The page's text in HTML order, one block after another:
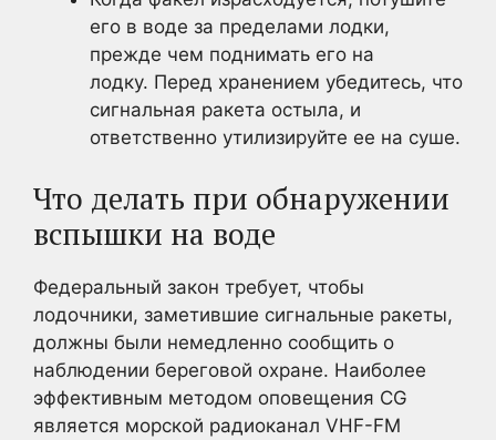
его в воде за пределами лодки,
прежде чем поднимать его на
лодку. Перед хранением убедитесь, что
сигнальная ракета остыла, и
ответственно утилизируйте ее на суше.
Что делать при обнаружении
вспышки на воде
Федеральный закон требует, чтобы
лодочники, заметившие сигнальные ракеты,
должны были немедленно сообщить о
наблюдении береговой охране. Наиболее
эффективным методом оповещения CG
является морской радиоканал VHF-FM